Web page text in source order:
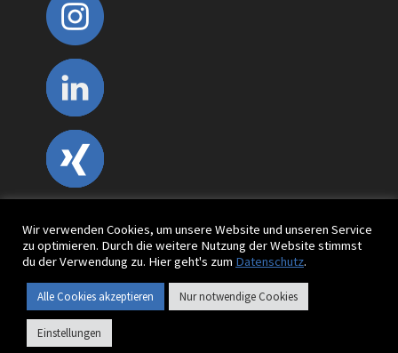
Impressum Datenschutz
Wir verwenden Cookies, um unsere Website und unseren Service
zu optimieren. Durch die weitere Nutzung der Website stimmst
du der Verwendung zu. Hier geht's zum Datenschutz.
Alle Cookies akzeptieren Nur notwendige Cookies
Einstellungen